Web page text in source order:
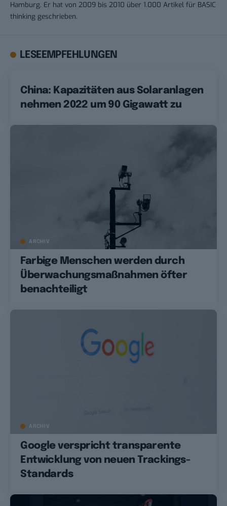
Hamburg. Er hat von 2009 bis 2010 über 1.000 Artikel für BASIC
thinking geschrieben.
LESEEMPFEHLUNGEN
China: Kapazitäten aus Solaranlagen
nehmen 2022 um 90 Gigawatt zu
ARCHIV
Farbige Menschen werden durch
Überwachungsmaßnahmen öfter
benachteiligt
ARCHIV
Google verspricht transparente
Entwicklung von neuen Trackings-
Standards